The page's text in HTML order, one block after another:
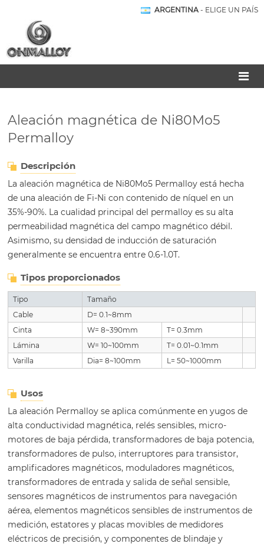
ARGENTINA - ELIGE UN PAÍS
Aleación magnética de Ni80Mo5
Permalloy
Descripción
La aleación magnética de Ni80Mo5 Permalloy está hecha
de una aleación de Fi-Ni con contenido de níquel en un
35%-90%. La cualidad principal del permalloy es su alta
permeabilidad magnética del campo magnético débil.
Asimismo, su densidad de inducción de saturación
generalmente se encuentra entre 0.6-1.0T.
Tipos proporcionados
Tipo
Tamaño
Cable
D= 0.1~8mm
Cinta
W= 8~390mm
T= 0.3mm
Lámina
W= 10~100mm
T= 0.01~0.1mm
Varilla
Dia= 8~100mm L= 50~1000mm
Usos
La aleación Permalloy se aplica comúnmente en yugos de
alta conductividad magnética, relés sensibles, micro-
motores de baja pérdida, transformadores de baja potencia,
transformadores de pulso, interruptores para transistor,
amplificadores magnéticos, moduladores magnéticos,
transformadores de entrada y salida de señal sensible,
sensores magnéticos de instrumentos para navegación
aérea, elementos magnéticos sensibles de instrumentos de
medición, estatores y placas movibles de medidores
eléctricos de precisión, y componentes de blindaje y